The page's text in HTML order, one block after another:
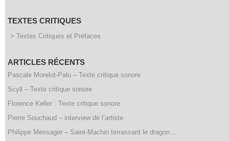
TEXTES CRITIQUES
> Textes Critiques et Préfaces
ARTICLES RÉCENTS
Pascale Morelot-Palu – Texte critique sonore
Scyll – Texte critique sonore
Florence Keller : Texte critique sonore
Pierre Souchaud – interview de l’artiste
Philippe Messager – Saint-Machin terrassant le dragon…